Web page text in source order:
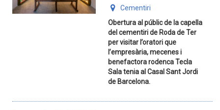
Cementiri
Obertura al públic de la capella
del cementiri de Roda de Ter
per visitar l’oratori que
l’empresària, mecenes i
benefactora rodenca Tecla
Sala tenia al Casal Sant Jordi
de Barcelona.